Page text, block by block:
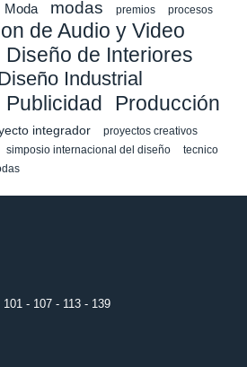
Moda modas premios procesos
de Audio y Video
de Interiores
Industrial
Producción
integrador proyectos creativos
simposio internacional del diseño
tecnico
- 107 - 113 - 139